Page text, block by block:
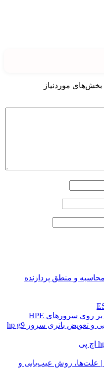
بخش‌های موردنیاز
آموزش تغییر بوت سرور استوک HP | علت‌ها، روش عیب‌یابی و